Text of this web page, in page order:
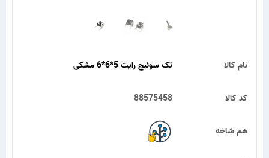
تک سوئیچ رایت 5*6*6 مشکی نام کالا
88575458 کد کالا
هم شاخه